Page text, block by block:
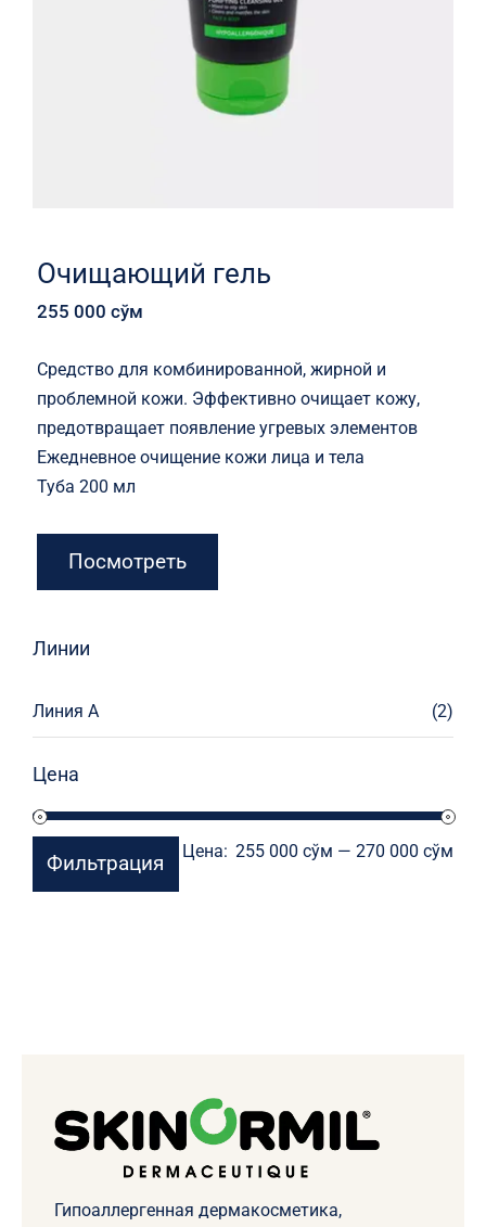
Очищающий гель
255 000сўм
Средство для комбинированной, жирной и
проблемной кожи. Эффективно очищает кожу,
предотвращает появление угревых элементов
Ежедневное очищение кожи лица и тела
Туба 200 мл
Посмотреть
Линии
Линия А (2)
Цена
Фильтрация Цена: 255 000 сўм —270 000 сўм
Гипоаллергенная дермакосметика,